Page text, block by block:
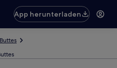
App herunterladen